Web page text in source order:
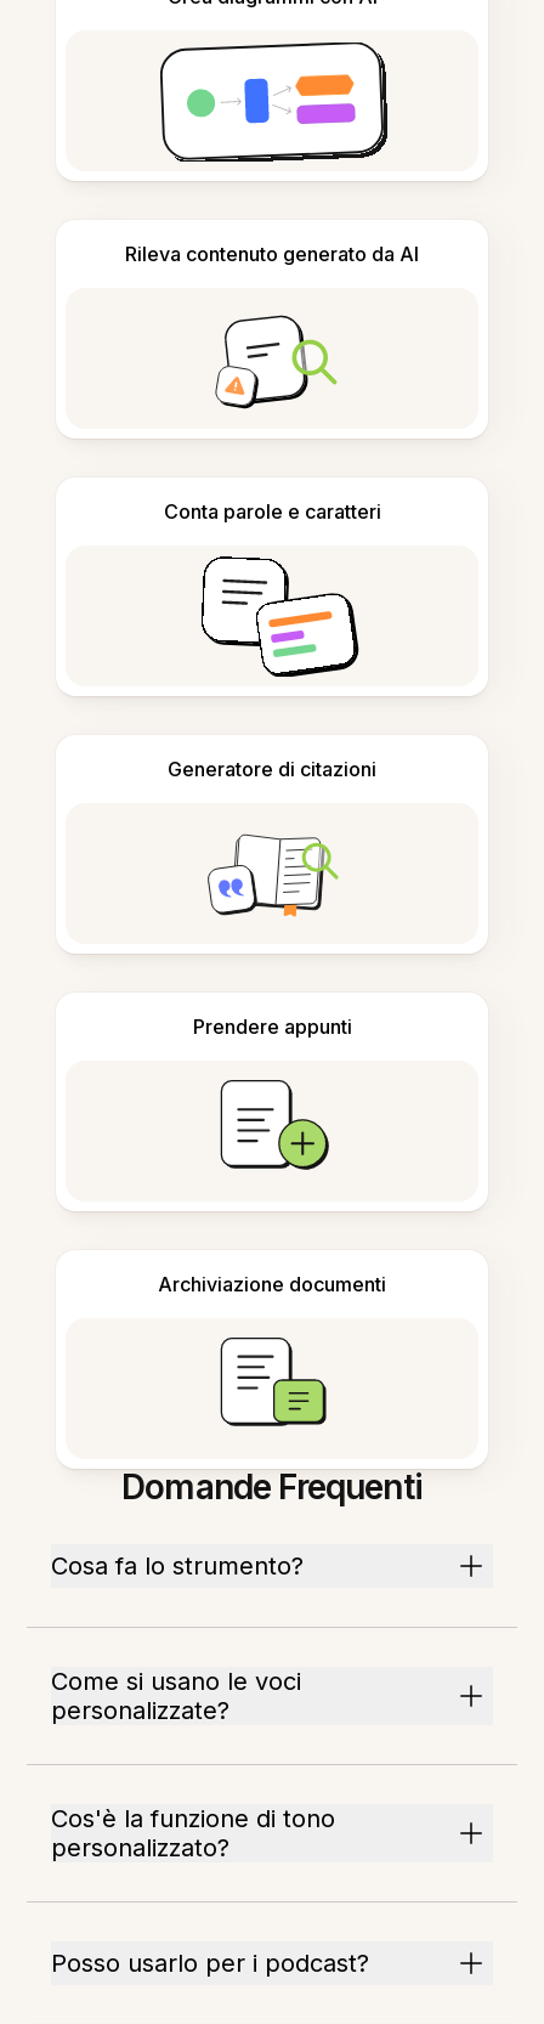
Rileva contenuto generato da AI
Conta parole e caratteri
Generatore di citazioni
Prendere appunti
Archiviazione documenti
Domande Frequenti
Cosa fa lo strumento?
Come si usano le voci
personalizzate?
Cos'è la funzione di tono
personalizzato?
Posso usarlo per i podcast?